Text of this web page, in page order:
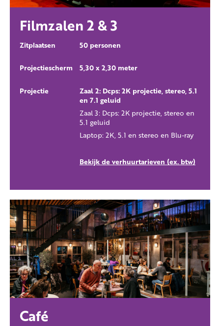
Filmzalen 2 & 3
Zitplaatsen 50 personen
Projectiescherm 5,30 x 2,30 meter
Projectie Zaal 2: Dcps: 2K projectie, stereo, 5.1
en 7.1 geluid
Zaal 3: Dcps: 2K projectie, stereo en
5.1 geluid
Laptop: 2K, 5.1 en stereo en Blu-ray
Bekijk de verhuurtarieven (ex. btw)
Café